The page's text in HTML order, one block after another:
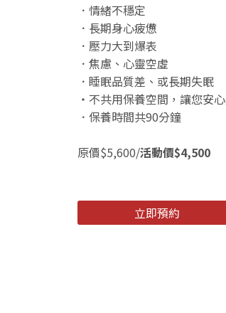
．情緒不穩定
．長期身心疲憊
．壓力大到爆表
．焦慮、心靈空虛
．睡眠品質差、或長期失眠
・不共用保養空間，讓您安
．保養時間共90分鐘
原價$5,600/活動價$4,500
立即預約